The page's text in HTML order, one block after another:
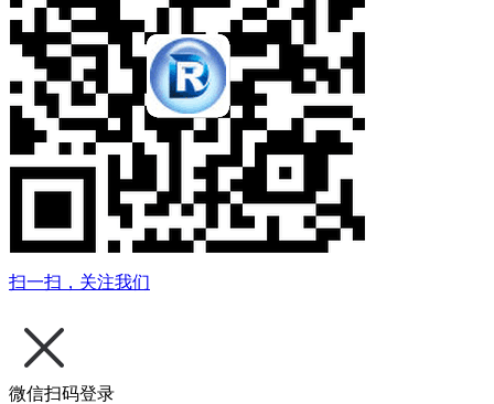
扫一扫，关注我们
微信扫码登录